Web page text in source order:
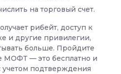
на торговый счет.
рибейт, доступ к
и другие привилегии,
больше. Пройдите
МОФТ — это бесплатно и
учетом подтверждения